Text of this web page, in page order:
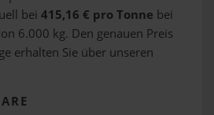
bei 415,16 € pro Tonne bei
6.000 kg. Den genauen Preis
erhalten Sie über unseren